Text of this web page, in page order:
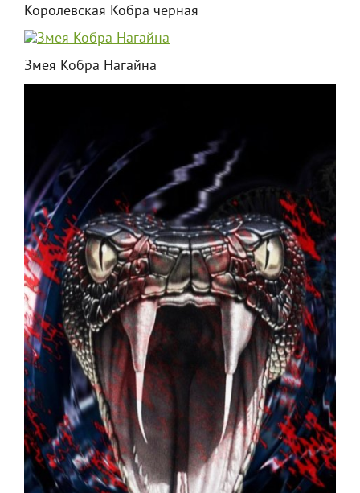
Королевская Кобра черная
Змея Кобра Нагайна